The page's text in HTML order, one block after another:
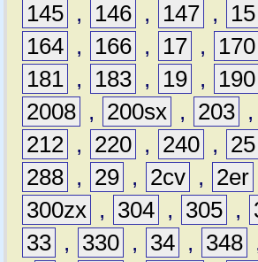
145 , 146 , 147 , 15
164 , 166 , 17 , 170
181 , 183 , 19 , 190
2008 , 200sx , 203 ,
212 , 220 , 240 , 25
288 , 29 , 2cv , 2er
300zx , 304 , 305 ,
33 , 330 , 34 , 348